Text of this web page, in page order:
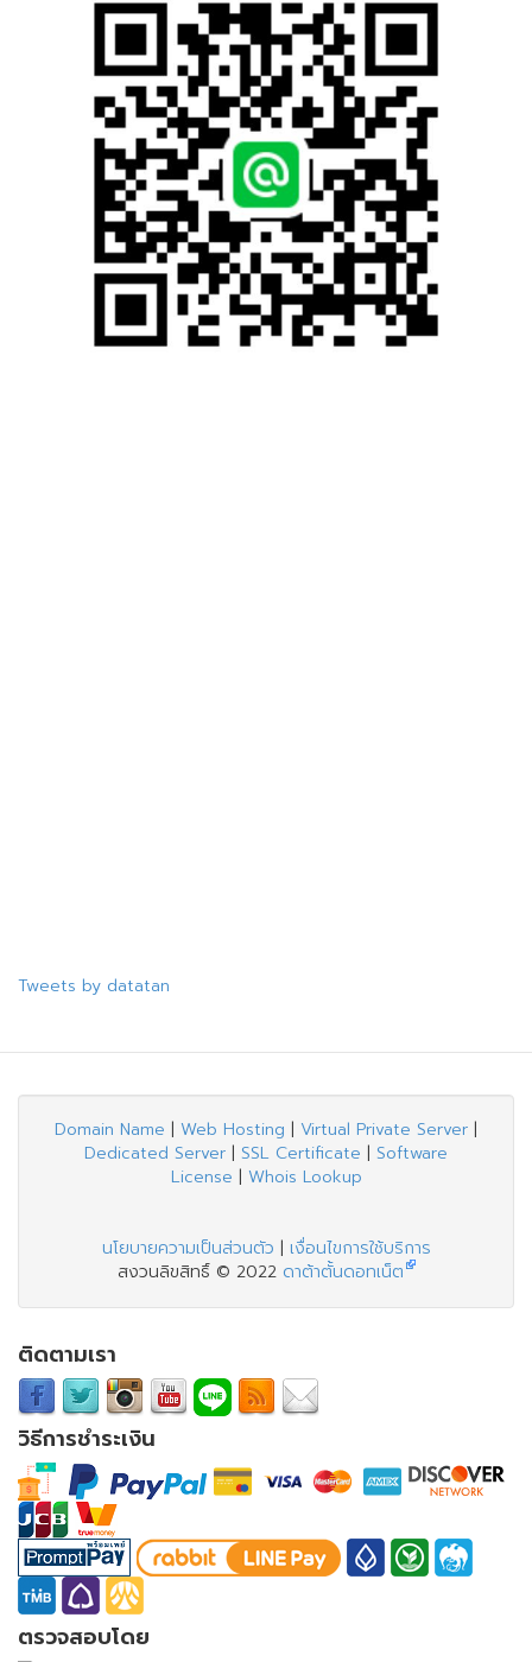
Tweets by datatan
Domain Name | Web Hosting | Virtual Private Server |
Dedicated Server | SSL Certificate | Software
License | Whois Lookup
นโยบายความเป็นส่วนตัว | เงื่อนไขการใช้บริการ
สงวนลิขสิทธิ์ © 2022 ดาต้าตั้นดอทเน็ต
ติดตามเรา
วิธีการชำระเงิน
ตรวจสอบโดย